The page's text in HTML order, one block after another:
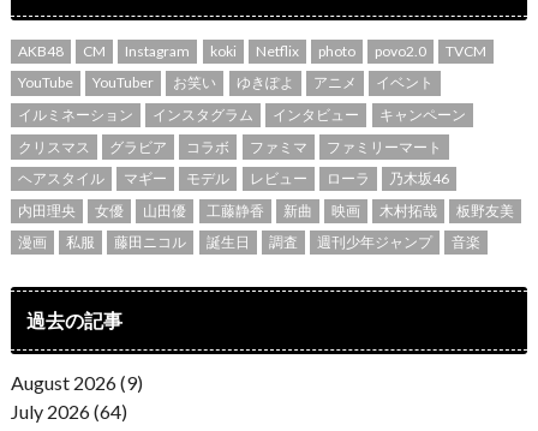
AKB48 CM Instagram koki Netflix photo povo2.0
TVCM
YouTube
YouTuber お笑い ゆきぽよ アニメ
イベント
イルミネーション
インスタグラム インタビュー
キャンペーン
クリスマス
グラビア コラボ ファミマ
ファミリーマート
ヘアスタイル
マギー モデル レビュー ローラ
乃木坂46
内田理央
女優 山田優 工藤静香 新曲 映画 木村拓哉
板野友美
漫画
私服 藤田ニコル 誕生日 調査 週刊少年ジャンプ 音楽
過去の記事
August 2026 (9)
July 2026 (64)